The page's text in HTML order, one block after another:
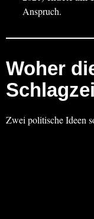
Anspruch.
Woher
Zwei politische Ideen